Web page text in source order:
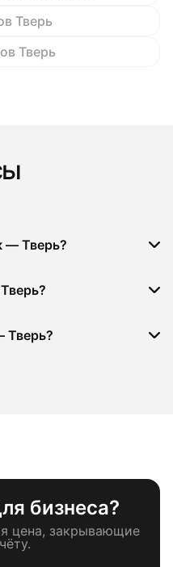
Тверь
Тверь
— Тверь?
Тверь?
бизнеса?
цена, закрывающие